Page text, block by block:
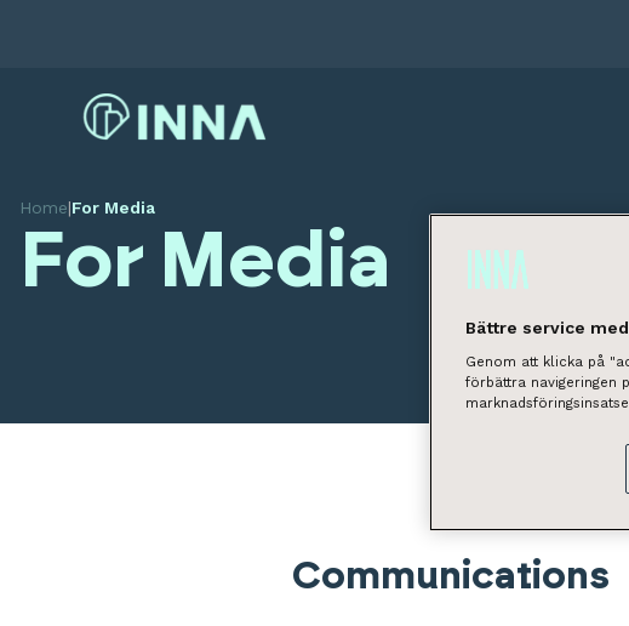
Home|For Media
For Media
Communications
Bättre service
Genom att klicka på
förbättra navigeringen